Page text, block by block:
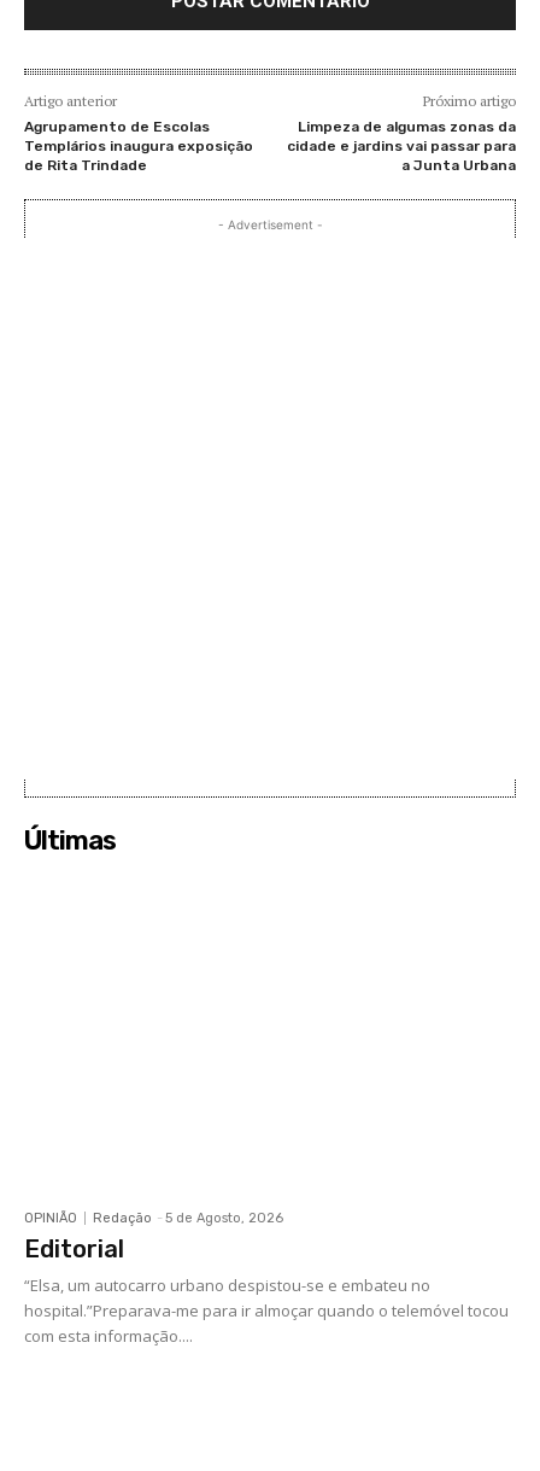
Artigo anterior
Agrupamento de Escolas
Templários inaugura exposição
de Rita Trindade
Próximo artigo
Limpeza de algumas zonas da
cidade e jardins vai passar para
a Junta Urbana
- Advertisement -
Últimas
OPINIÃO Redação - 5 de Agosto, 2026
Editorial
“Elsa, um autocarro urbano despistou-se e embateu no
hospital.”Preparava-me para ir almoçar quando o telemóvel tocou
com esta informação....